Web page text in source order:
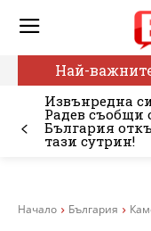
Най-
Извънредна
Радев съобщи
България
тази сутрин!
Начало България